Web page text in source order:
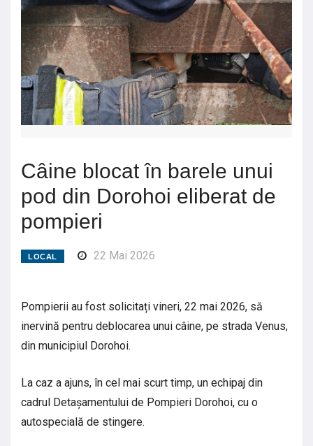
Câine blocat în barele unui
pod din Dorohoi eliberat de
pompieri
LOCAL 22 Mai 2026
Pompierii au fost solicitați vineri, 22 mai 2026, să
inervină pentru deblocarea unui câine, pe strada Venus,
din municipiul Dorohoi.
La caz a ajuns, în cel mai scurt timp, un echipaj din
cadrul Detașamentului de Pompieri Dorohoi, cu o
autospecială de stingere.